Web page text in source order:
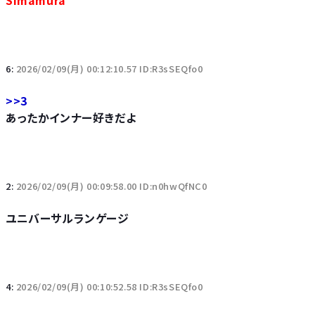
6: 2026/02/09(月) 00:12:10.57 ID:R3sSEQfo0
>>3
あったかインナー好きだよ
2: 2026/02/09(月) 00:09:58.00 ID:n0hwQfNC0
ユニバーサルランゲージ
4: 2026/02/09(月) 00:10:52.58 ID:R3sSEQfo0